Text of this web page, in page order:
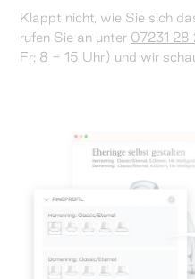
Klappt nicht, wie Sie sich
rufen Sie an unter 07231 28
Fr: 8 - 15 Uhr) und wir